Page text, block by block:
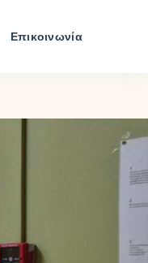
Επικοινωνία